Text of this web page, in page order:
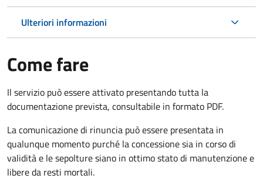
Ulteriori informazioni
Come fare
Il servizio può essere attivato presentando tutta la
documentazione prevista, consultabile in formato PDF.
La comunicazione di rinuncia può essere presentata in
qualunque momento purché la concessione sia in corso di
validità e le sepolture siano in ottimo stato di manutenzione e
libere da resti mortali.